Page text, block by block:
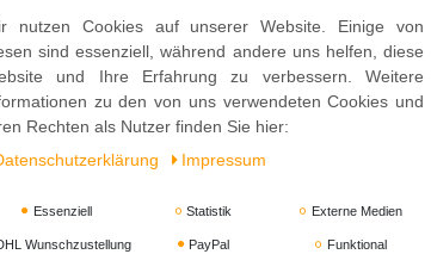
hinzugeben und 4-5 Minuten anbraten. Den Inhalt
Auf der mittleren Schiene des vorgeheizten
nutzen Cookies auf unserer Website. Einige von
sind essenziell, während andere uns helfen, diese
und Ihre Erfahrung zu verbessern. Weitere
zu den von uns verwendeten Cookies und
Rechten als Nutzer finden Sie hier:
Impressum
Essenziell Statistik Externe Medien
Wunschzustellung PayPal Funktional